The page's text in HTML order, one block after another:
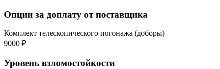
Опции за доплату от поставщика
Комплект телескопического погонажа (доборы)
9000 ₽
Уровень взломостойкости